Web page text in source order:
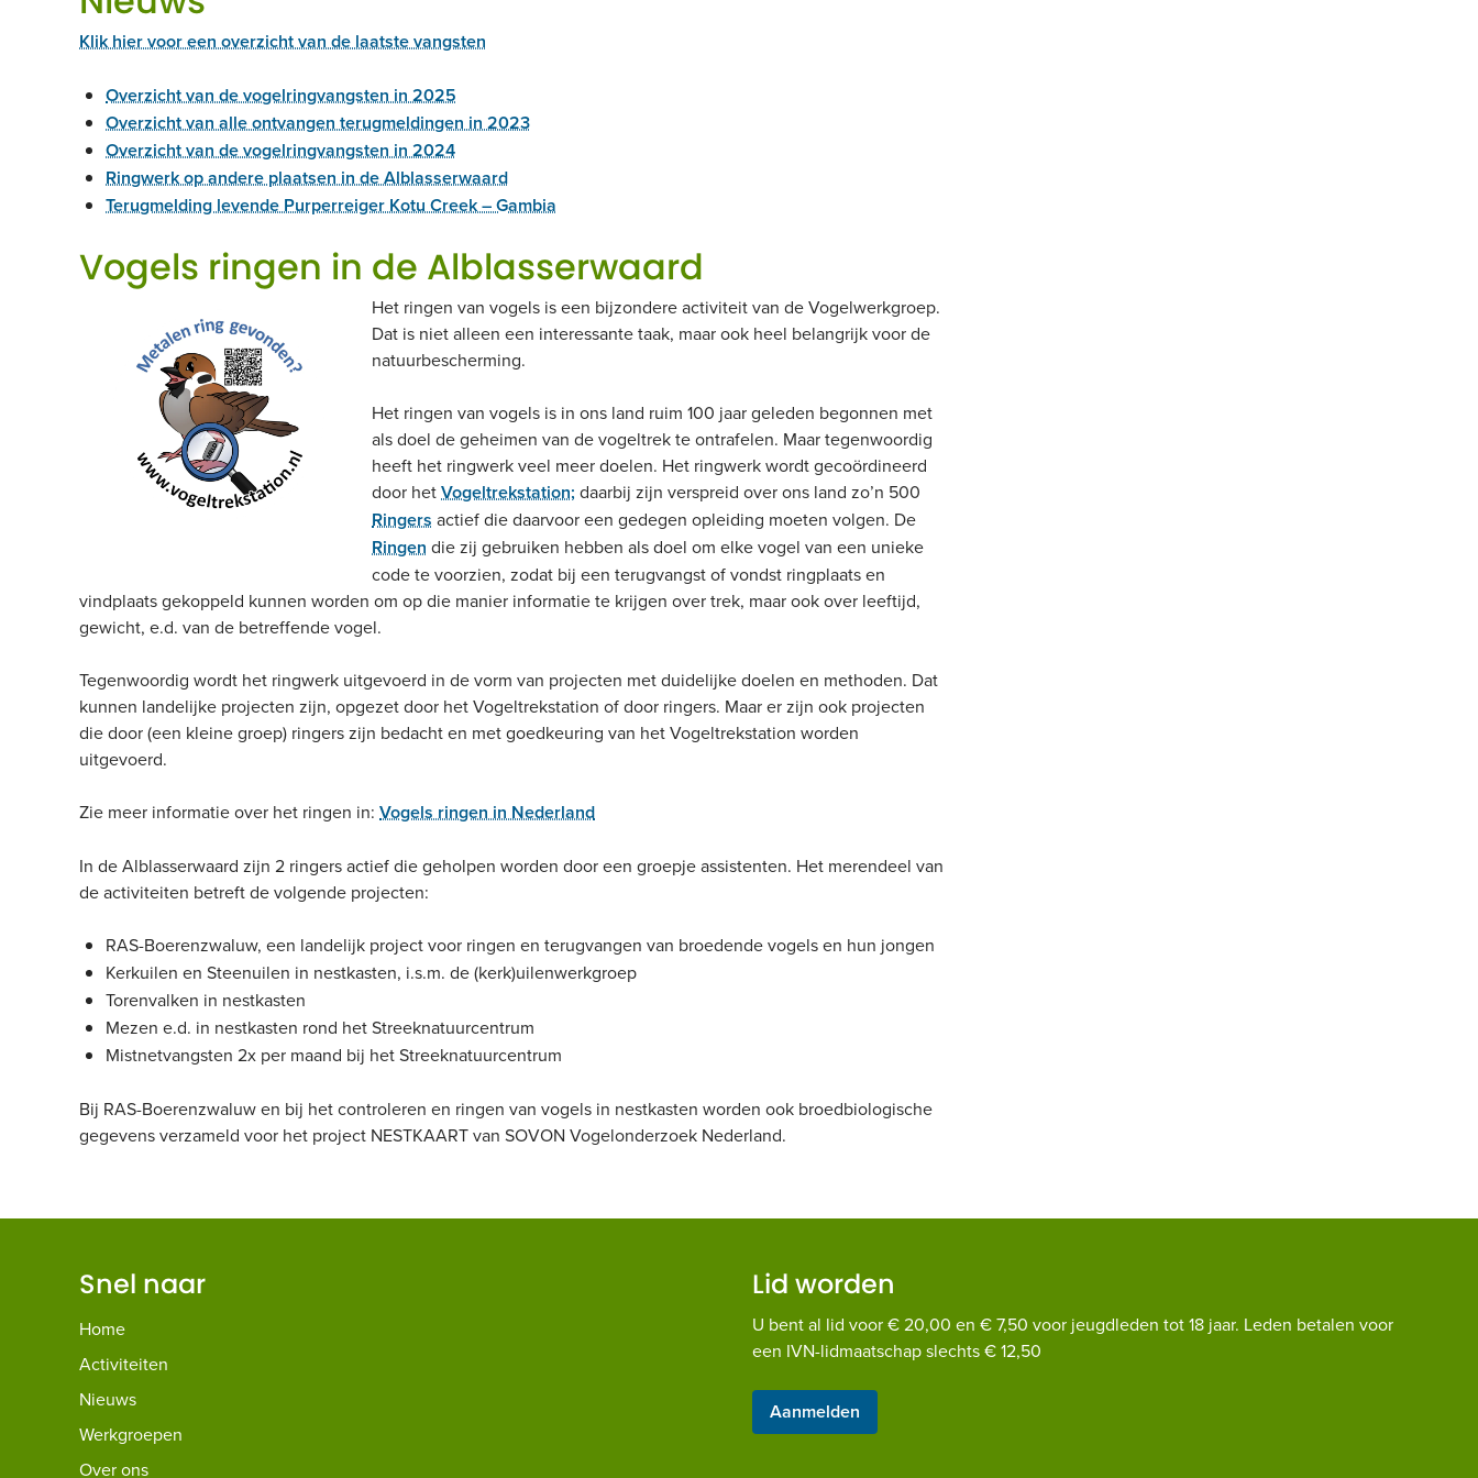
Klik hier voor een overzicht van de laatste vangsten
Overzicht van de vogelringvangsten in 2025
Overzicht van alle ontvangen terugmeldingen in 2023
Overzicht van de vogelringvangsten in 2024
Ringwerk op andere plaatsen in de Alblasserwaard
Terugmelding levende Purperreiger Kotu Creek – Gambia
Vogels ringen in de Alblasserwaard
Het ringen van vogels is een bijzondere activiteit van de Vogelwerkgroep.
Dat is niet alleen een interessante taak, maar ook heel belangrijk voor de
natuurbescherming.
Het ringen van vogels is in ons land ruim 100 jaar geleden begonnen met
als doel de geheimen van de vogeltrek te ontrafelen. Maar tegenwoordig
heeft het ringwerk veel meer doelen. Het ringwerk wordt gecoördineerd
door hetVogeltrekstation; daarbij zijn verspreid over ons land zo’n 500
Ringers actief die daarvoor een gedegen opleiding moeten volgen. De
Ringen die zij gebruiken hebben als doel om elke vogel van een unieke
code te voorzien, zodat bij een terugvangst of vondst ringplaats en
vindplaats gekoppeld kunnen worden om op die manier informatie te krijgen over trek, maar ook over leeftijd,
gewicht, e.d. van de betreffende vogel.
Tegenwoordig wordt het ringwerk uitgevoerd in de vorm van projecten met duidelijke doelen en methoden. Dat
kunnen landelijke projecten zijn, opgezet door het Vogeltrekstation of door ringers. Maar er zijn ook projecten
die door (een kleine groep) ringers zijn bedacht en met goedkeuring van het Vogeltrekstation worden
uitgevoerd.
Zie meer informatie over het ringen in: Vogels ringen in Nederland
In de Alblasserwaard zijn 2 ringers actief die geholpen worden door een groepje assistenten. Het merendeel van
de activiteiten betreft de volgende projecten:
RAS-Boerenzwaluw, een landelijk project voor ringen en terugvangen van broedende vogels en hun jongen
Kerkuilen en Steenuilen in nestkasten, i.s.m. de (kerk)uilenwerkgroep
Torenvalken in nestkasten
Mezen e.d. in nestkasten rond het Streeknatuurcentrum
Mistnetvangsten 2x per maand bij het Streeknatuurcentrum
Bij RAS-Boerenzwaluw en bij het controleren en ringen van vogels in nestkasten worden ook broedbiologische
gegevens verzameld voor het project NESTKAART van SOVON Vogelonderzoek Nederland.
Snel naar
Home
Activiteiten
Nieuws
Werkgroepen
Over ons
Lid worden
U bent al lid voor € 20,00 en € 7,50 voor jeugdleden tot 18 jaar. Leden betalen voor
een IVN-lidmaatschap slechts € 12,50
Aanmelden